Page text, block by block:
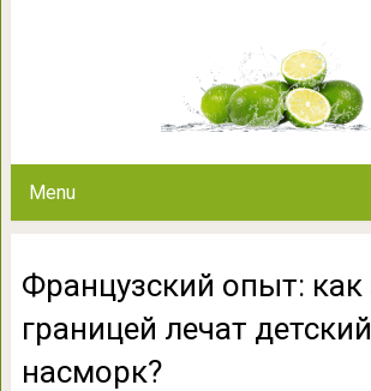
Menu
Французский опыт: как
границей лечат детский
насморк?